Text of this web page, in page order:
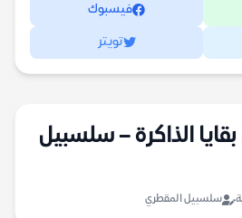
فيسبوك
تويتر
الذاكرة – سلسبيل
سلسبيل المقطري